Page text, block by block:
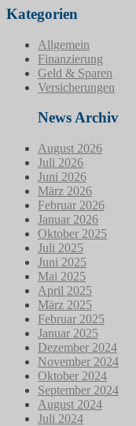
Kategorien
Allgemein
Finanzierung
Geld & Sparen
Versicherungen
News Archiv
August 2026
Juli 2026
Juni 2026
März 2026
Februar 2026
Januar 2026
Oktober 2025
Juli 2025
Juni 2025
Mai 2025
April 2025
März 2025
Februar 2025
Januar 2025
Dezember 2024
November 2024
Oktober 2024
September 2024
August 2024
Juli 2024